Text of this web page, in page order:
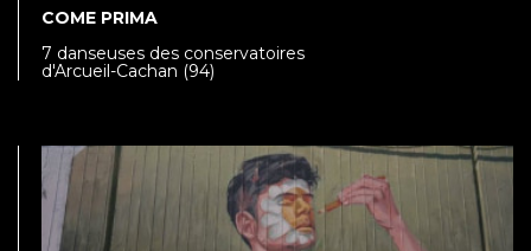
COME PRIMA
7 danseuses des conservatoires
d'Arcueil-Cachan (94)